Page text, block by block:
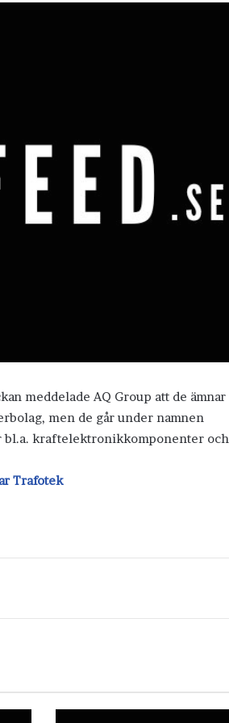
meddelade AQ Group att de ämnar
men de går under namnen
bl.a. kraftelektronikkomponenter och
Trafotek